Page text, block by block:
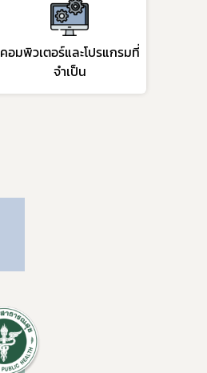
คอมพิวเตอร์และโปรแกรมที่
จำเป็น